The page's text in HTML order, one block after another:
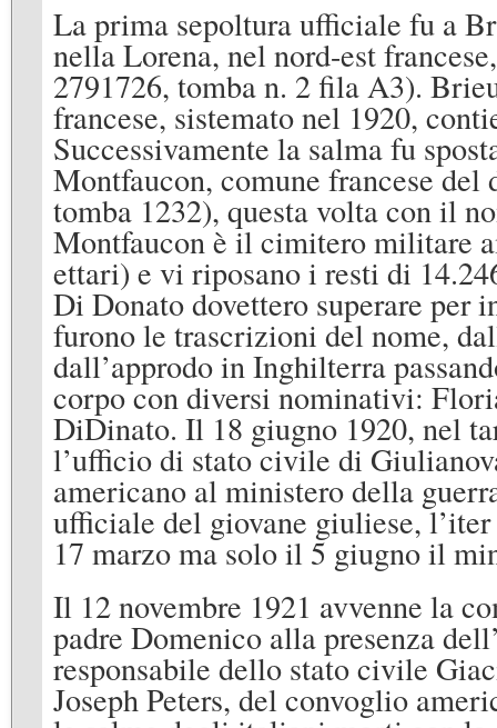
La prima sepoltura ufficiale fu a
nella Lorena, nel nord-est
2791726, tomba n. 2 fila A3).
francese, sistemato nel 1920,
Successivamente la salma fu
Montfaucon, comune francese
tomba 1232), questa volta con il
Montfaucon è il cimitero militare
ettari) e vi riposano i resti di
Di Donato dovettero superare per
furono le trascrizioni del nome,
dall’approdo in Inghilterra
corpo con diversi nominativi:
DiDinato. Il 18 giugno 1920, nel
l’ufficio di stato civile di
americano al ministero della
ufficiale del giovane giuliese,
17 marzo ma solo il 5 giugno il
Il 12 novembre 1921 avvenne la
padre Domenico alla presenza
responsabile dello stato civile
Joseph Peters, del convoglio